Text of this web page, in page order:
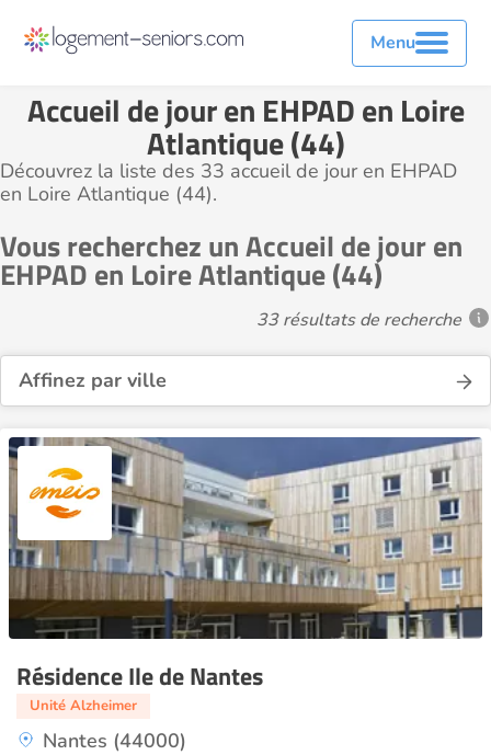
Menu
Accueil de jour en EHPAD en Loire
Atlantique (44)
Découvrez la liste des 33 accueil de jour en EHPAD
en Loire Atlantique (44).
Vous recherchez un Accueil de jour en
EHPAD en Loire Atlantique (44)
33 résultats de recherche
Affinez par ville
Résidence Ile de Nantes
Unité Alzheimer
Nantes (44000)